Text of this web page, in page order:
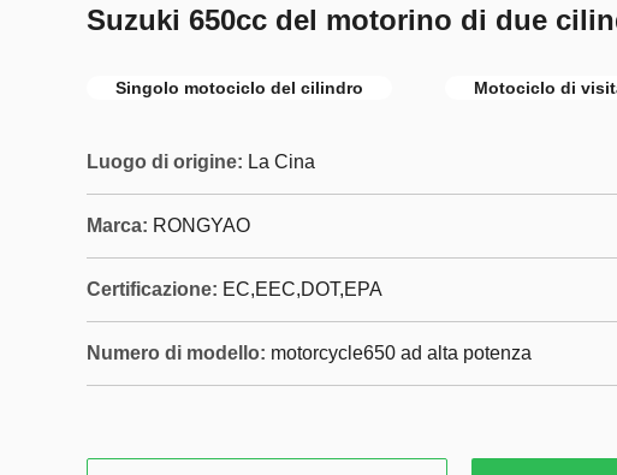
Suzuki 650cc del motorino di due
Singolo motociclo del cilindro Motociclo di
Luogo di origine: La Cina
Marca: RONGYAO
Certificazione: EC,EEC,DOT,EPA
Numero di modello: motorcycle650 ad alta potenza